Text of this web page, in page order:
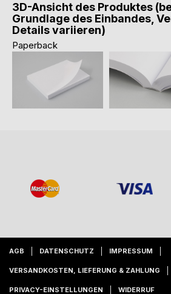
3D-Ansicht des Produktes
Grundlage des Einbandes,
Details variieren)
Paperback
AGB DATENSCHUTZ IMPRESSUM
VERSANDKOSTEN, LIEFERUNG & ZAHLUNG
PRIVACY-EINSTELLUNGEN WIDERRUF